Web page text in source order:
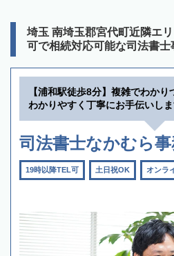
埼玉 南埼玉郡宮代町近隣エ
可で相続対応可能な司法書士
【浦和駅徒歩8分】複雑でわかり
わかりやすく丁寧にお手伝いし
司法書士なかむら
19時以降TEL可 土日祝OK オンラ